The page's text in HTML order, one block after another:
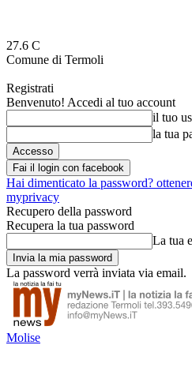
27.6 C
Comune di Termoli
Registrati
Benvenuto! Accedi al tuo account
il tuo
la tua
Fai il login con facebook
Hai dimenticato la password?
myprivacy
Recupero della password
Recupera la tua password
La tua
La password verrà inviata via email.
Molise